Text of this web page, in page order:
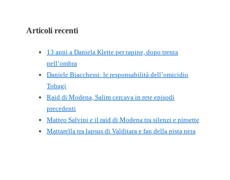
Articoli recenti
13 anni a Daniela Klette per rapine, dopo trenta
nell’ombra
Daniele Biacchessi: le responsabilità dell’omicidio
Tobagi
Raid di Modena, Salim cercava in rete episodi
precedenti
Matteo Salvini e il raid di Modena tra silenzi e piroette
Mattarella tra lapsus di Valditara e fan della pista nera